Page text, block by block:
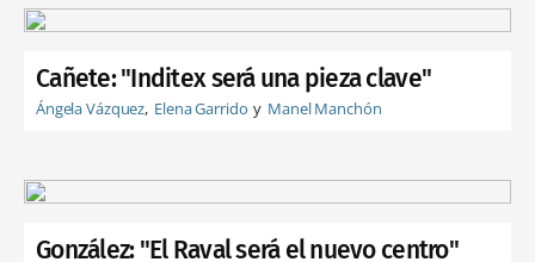
Cañete: "Inditex será una pieza clave"
Ángela Vázquez Elena Garrido Manel Manchón
González: "El Raval será el nuevo centro"